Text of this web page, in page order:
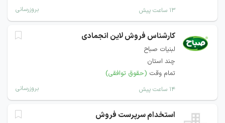
۱۳ ساعت پیش بروزرسانی
کارشناس فروش لاین انجمادی
لبنیات صباح
چند استان
تمام وقت (حقوق توافقی)
۱۴ ساعت پیش بروزرسانی
استخدام سرپرست فروش